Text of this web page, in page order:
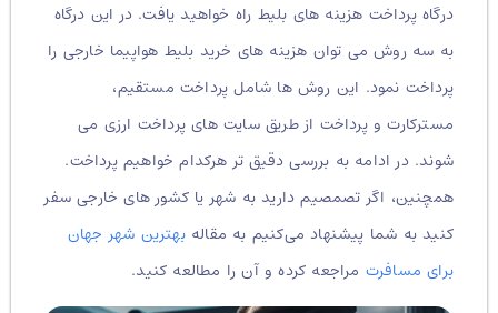
درگاه پرداخت هزینه های بلیط راه خواهید یافت. در این درگاه
به سه روش می توان هزینه های خرید بلیط هواپیما خارجی را
پرداخت نمود. این روش ها شامل پرداخت مستقیم،
مسترکارت و پرداخت از طریق سایت های پرداخت ارزی می
شوند. در ادامه به بررسی دقیق تر هرکدام خواهیم پرداخت.
همچنین،اگر تصمصیم دارید به شهر یا کشور های خارجی سفر
کنید به شما پیشنهاد می‌کنیم به مقاله بهترین شهر جهان
برای مسافرتمراجعه کرده و آن را مطالعه کنید.